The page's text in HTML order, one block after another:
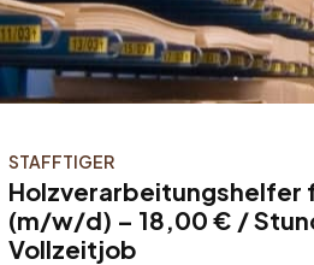
STAFFTIGER
Holzverarbeitungshelfer
(m/w/d) – 18,00 € /
Vollzeitjob